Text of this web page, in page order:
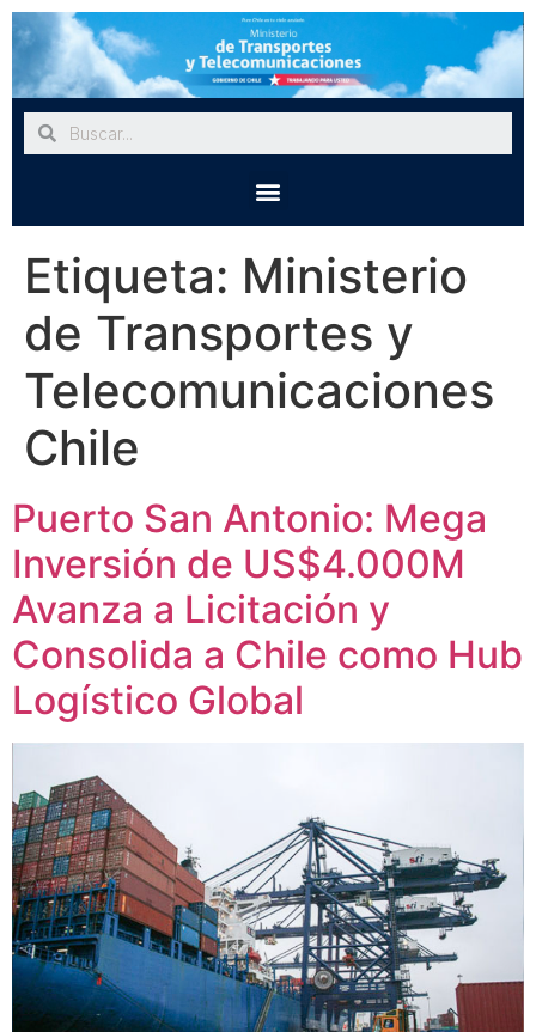
Etiqueta: Ministerio
de Transportes y
Telecomunicaciones
Chile
Puerto San Antonio: Mega
Inversión de US$4.000M
Avanza a Licitación y
Consolida a Chile como Hub
Logístico Global